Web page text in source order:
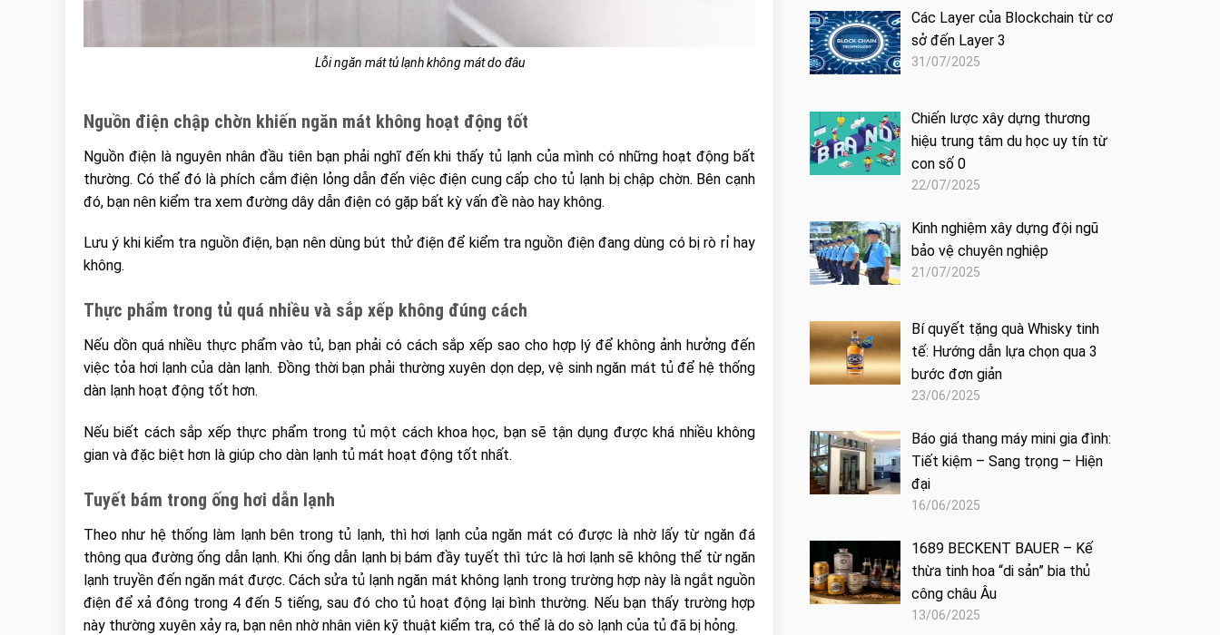
Lỗi ngăn mát tủ lạnh không mát do đâu
Nguồn điện chập chờn khiến ngăn mát không hoạt động tốt
Nguồn điện là nguyên nhân đầu tiên bạn phải nghĩ đến khi thấy tủ lạnh của mình có những hoạt động bất
thường. Có thể đó là phích cắm điện lỏng dẫn đến việc điện cung cấp cho tủ lạnh bị chập chờn. Bên cạnh
đó, bạn nên kiểm tra xem đường dây dẫn điện có gặp bất kỳ vấn đề nào hay không.
Lưu ý khi kiểm tra nguồn điện, bạn nên dùng bút thử điện để kiểm tra nguồn điện đang dùng có bị rò rỉ hay
không.
Thực phẩm trong tủ quá nhiều và sắp xếp không đúng cách
Nếu dồn quá nhiều thực phẩm vào tủ, bạn phải có cách sắp xếp sao cho hợp lý để không ảnh hưởng đến
việc tỏa hơi lạnh của dàn lạnh. Đồng thời bạn phải thường xuyên dọn dẹp, vệ sinh ngăn mát tủ để hệ thống
dàn lạnh hoạt động tốt hơn.
Nếu biết cách sắp xếp thực phẩm trong tủ một cách khoa học, bạn sẽ tận dụng được khá nhiều không
gian và đặc biệt hơn là giúp cho dàn lạnh tủ mát hoạt động tốt nhất.
Tuyết bám trong ống hơi dẫn lạnh
Theo như hệ thống làm lạnh bên trong tủ lạnh, thì hơi lạnh của ngăn mát có được là nhờ lấy từ ngăn đá
thông qua đường ống dẫn lạnh. Khi ống dẫn lạnh bị bám đầy tuyết thì tức là hơi lạnh sẽ không thể từ ngăn
lạnh truyền đến ngăn mát được. Cách sửa tủ lạnh ngăn mát không lạnh trong trường hợp này là ngắt nguồn
điện để xả đông trong 4 đến 5 tiếng, sau đó cho tủ hoạt động lại bình thường. Nếu bạn thấy trường hợp
này thường xuyên xảy ra, bạn nên nhờ nhân viên kỹ thuật kiểm tra, có thể là do sò lạnh của tủ đã bị hỏng.
Các Layer của Blockchain từ cơ
sở đến Layer 3
31/07/2025
Chiến lược xây dựng thương
hiệu trung tâm du học uy tín từ
con số 0
22/07/2025
Kinh nghiệm xây dựng đội ngũ
bảo vệ chuyên nghiệp
21/07/2025
Bí quyết tặng quà Whisky tinh
tế: Hướng dẫn lựa chọn qua 3
bước đơn giản
23/06/2025
Báo giá thang máy mini gia đình:
Tiết kiệm – Sang trọng – Hiện
đại
16/06/2025
1689 BECKENT BAUER – Kế
thừa tinh hoa “di sản” bia thủ
công châu Âu
13/06/2025